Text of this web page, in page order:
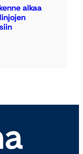
alkaa